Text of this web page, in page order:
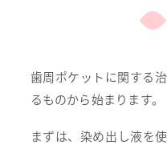
歯周ポケットに関する
るものから始まります。
まずは、染め出し液を